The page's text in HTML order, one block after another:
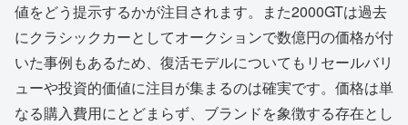
値をどう提示するかが注目されます。また2000GTは過去
にクラシックカーとしてオークションで数億円の価格が付
いた事例もあるため、復活モデルについてもリセールバリ
ューや投資的価値に注目が集まるのは確実です。価格は単
なる購入費用にとどまらず、ブランドを象徴する存在とし